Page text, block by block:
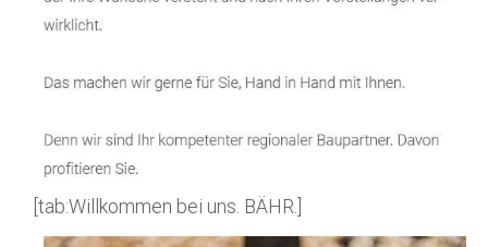
[tab:Willkommen bei uns. BÄHR.]